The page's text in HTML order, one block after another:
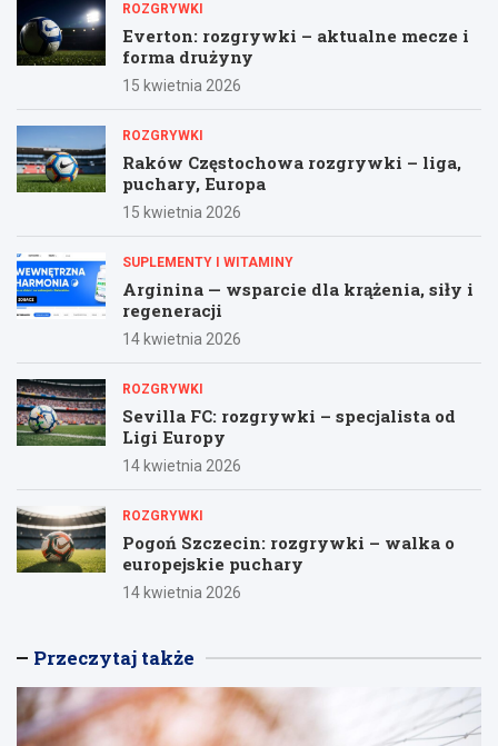
ROZGRYWKI
Everton: rozgrywki – aktualne mecze i
forma drużyny
15 kwietnia 2026
ROZGRYWKI
Raków Częstochowa rozgrywki – liga,
puchary, Europa
15 kwietnia 2026
SUPLEMENTY I WITAMINY
Arginina — wsparcie dla krążenia, siły i
regeneracji
14 kwietnia 2026
ROZGRYWKI
Sevilla FC: rozgrywki – specjalista od
Ligi Europy
14 kwietnia 2026
ROZGRYWKI
Pogoń Szczecin: rozgrywki – walka o
europejskie puchary
14 kwietnia 2026
Przeczytaj także